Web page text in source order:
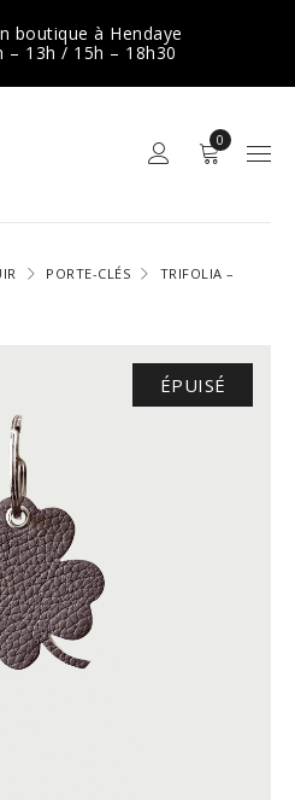
boutique à Hendaye
– 13h / 15h – 18h30
0
PORTE-CLÉS
TRIFOLIA –
ÉPUISÉ